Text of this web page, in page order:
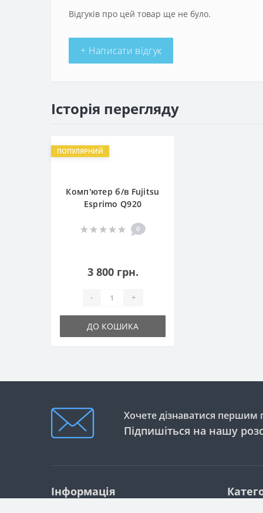
Відгуків про цей товар ще не було.
+ Написати відгук
Історія перегляду
ПОПУЛЯРНИЙ
Комп'ютер б/в Fujitsu
ДО КОШИКА